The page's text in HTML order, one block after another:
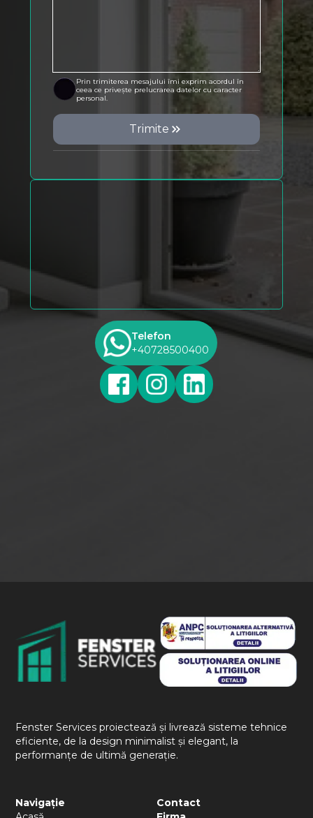
Prin trimiterea mesajului îmi exprim acordul în
ceea ce privește prelucrarea datelor cu caracter
personal.
Trimite
Telefon
+40728500400
Fenster Services proiectează și livrează sisteme tehnice
eficiente, de la design minimalist și elegant, la
performanțe de ultimă generație.
Navigație
Contact